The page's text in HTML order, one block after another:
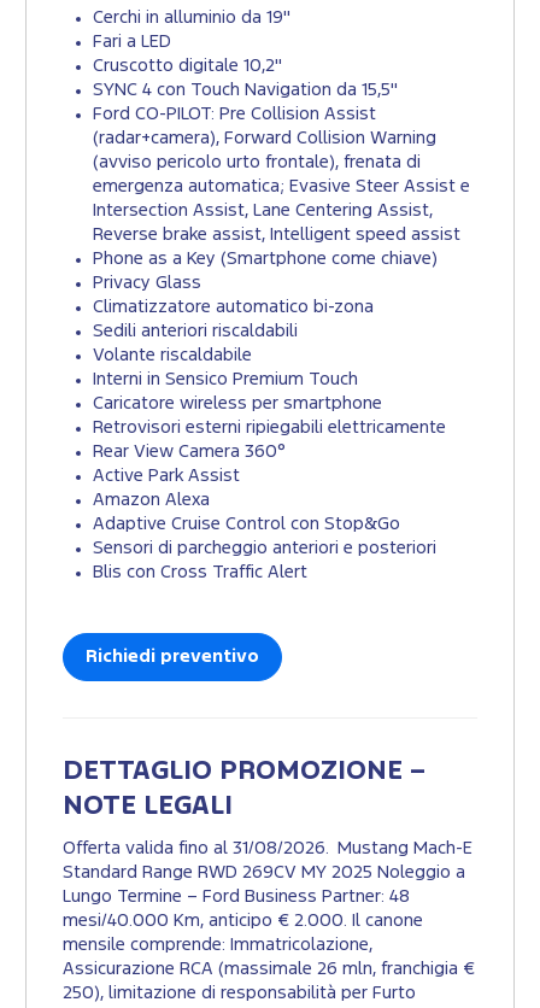
Cerchi in alluminio da 19"
Fari a LED
Cruscotto digitale 10,2"
SYNC 4 con Touch Navigation da 15,5"
Ford CO-PILOT: Pre Collision Assist
(radar+camera), Forward Collision Warning
(avviso pericolo urto frontale), frenata di
emergenza automatica; Evasive Steer Assist e
Intersection Assist, Lane Centering Assist,
Reverse brake assist, Intelligent speed assist
Phone as a Key (Smartphone come chiave)
Privacy Glass
Climatizzatore automatico bi-zona
Sedili anteriori riscaldabili
Volante riscaldabile
Interni in Sensico Premium Touch
Caricatore wireless per smartphone
Retrovisori esterni ripiegabili elettricamente
Rear View Camera 360°
Active Park Assist
Amazon Alexa
Adaptive Cruise Control con Stop&Go
Sensori di parcheggio anteriori e posteriori
Blis con Cross Traffic Alert
Richiedi preventivo
DETTAGLIO PROMOZIONE –
NOTE LEGALI
Offerta valida fino al 31/08/2026. Mustang Mach-E
Standard Range RWD 269CV MY 2025 Noleggio a
Lungo Termine – Ford Business Partner: 48
mesi/40.000 Km, anticipo € 2.000. Il canone
mensile comprende: Immatricolazione,
Assicurazione RCA (massimale 26 mln, franchigia €
250), limitazione di responsabilità per Furto